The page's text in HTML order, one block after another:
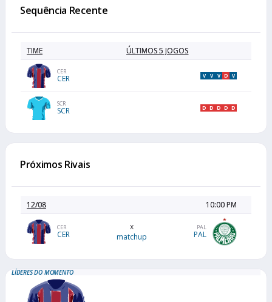
Sequência Recente
TIME ÚLTIMOS 5 JOGOS
CER
CER V V V D V
SCR
SCR D D D D D
Próximos Rivais
12/08 10:00 PM
CER
CER
x
matchup
PAL
PAL
LÍDERES DO MOMENTO